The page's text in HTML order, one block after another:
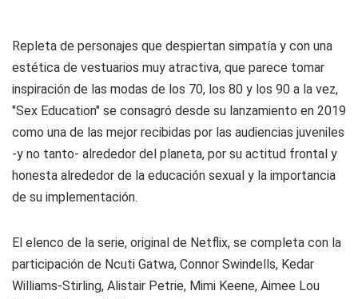
Repleta de personajes que despiertan simpatía y con una
estética de vestuarios muy atractiva, que parece tomar
inspiración de las modas de los 70, los 80 y los 90 a la vez,
"Sex Education" se consagró desde su lanzamiento en 2019
como una de las mejor recibidas por las audiencias juveniles
-y no tanto- alrededor del planeta, por su actitud frontal y
honesta alrededor de la educación sexual y la importancia
de su implementación.
El elenco de la serie, original de Netflix, se completa con la
participación de Ncuti Gatwa, Connor Swindells, Kedar
Williams-Stirling, Alistair Petrie, Mimi Keene, Aimee Lou